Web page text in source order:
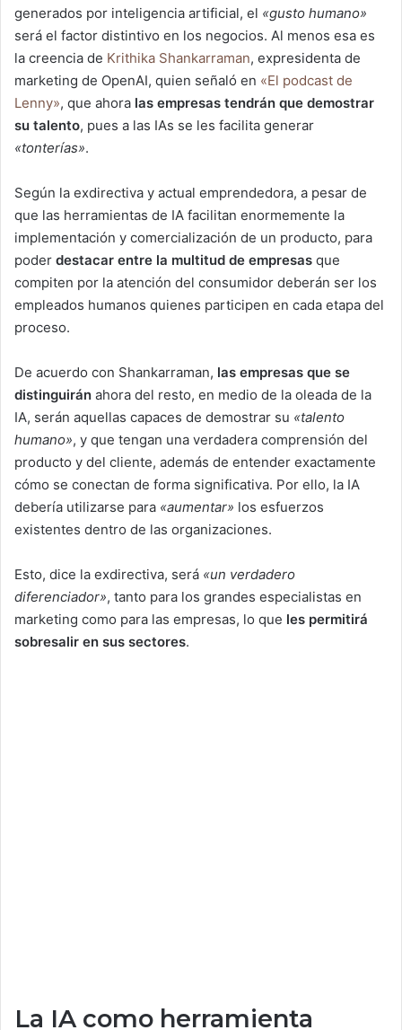
generados por inteligencia artificial, el «gusto humano»
será el factor distintivo en los negocios. Al menos esa es
la creencia de Krithika Shankarraman, expresidenta de
marketing de OpenAI, quien señaló en «El podcast de
Lenny», que ahora las empresas tendrán que demostrar
su talento, pues a las IAs se les facilita generar
«tonterías».
Según la exdirectiva y actual emprendedora, a pesar de
que las herramientas de IA facilitan enormemente la
implementación y comercialización de un producto, para
poder destacar entre la multitud de empresas que
compiten por la atención del consumidor deberán ser los
empleados humanos quienes participen en cada etapa del
proceso.
De acuerdo con Shankarraman, las empresas que se
distinguirán ahora del resto, en medio de la oleada de la
IA, serán aquellas capaces de demostrar su «talento
humano», y que tengan una verdadera comprensión del
producto y del cliente, además de entender exactamente
cómo se conectan de forma significativa. Por ello, la IA
debería utilizarse para «aumentar» los esfuerzos
existentes dentro de las organizaciones.
Esto, dice la exdirectiva, será «un verdadero
diferenciador», tanto para los grandes especialistas en
marketing como para las empresas, lo que les permitirá
sobresalir en sus sectores.
La IA como herramienta